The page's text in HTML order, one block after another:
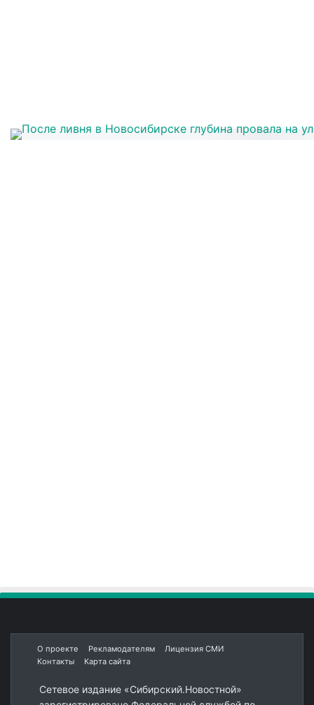
О проекте Рекламодателям
Лицензия СМИ
Контакты
Карта сайта
Сетевое издание «Сибирский.Новостной»